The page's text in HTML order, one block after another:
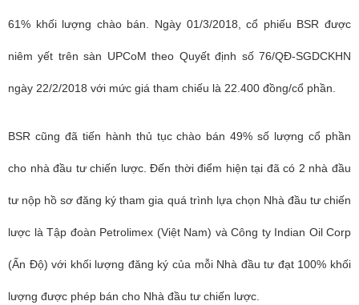
61% khối lượng chào bán. Ngày 01/3/2018, cổ phiếu BSR được
niêm yết trên sàn UPCoM theo Quyết định số 76/QĐ-SGDCKHN
ngày 22/2/2018 với mức giá tham chiếu là 22.400 đồng/cổ phần.
BSR cũng đã tiến hành thủ tục chào bán 49% số lượng cổ phần
cho nhà đầu tư chiến lược. Đến thời điểm hiện tại đã có 2 nhà đầu
tư nộp hồ sơ đăng ký tham gia quá trình lựa chọn Nhà đầu tư chiến
lược là Tập đoàn Petrolimex (Việt Nam) và Công ty Indian Oil Corp
(Ấn Độ) với khối lượng đăng ký của mỗi Nhà đầu tư đạt 100% khối
lượng được phép bán cho Nhà đầu tư chiến lược.